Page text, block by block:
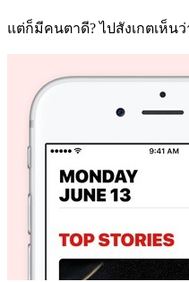
แต่ก็มีคนตาดี? ไปสังเกตเห็น